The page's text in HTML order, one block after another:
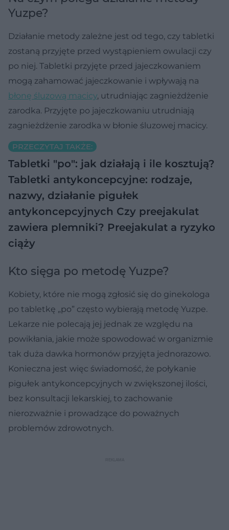
Yuzpe?
Działanie metody zależne jest od tego, czy tabletki
zostaną przyjęte przed wystąpieniem owulacji czy
po niej. Tabletki przyjęte przed jajeczkowaniem
mogą zahamować jajeczkowanie i wpływają na
błonę śluzową macicy, utrudniając zagnieżdżenie
zarodka. Przyjęte po jajeczkowaniu utrudniają
zagnieżdżenie zarodka w błonie śluzowej macicy.
PRZECZYTAJ TAKŻE:
Tabletki "po": jak działają i ile kosztują?
Tabletki antykoncepcyjne: rodzaje,
nazwy, działanie pigułek
antykoncepcyjnych Czy preejakulat
zawiera plemniki? Preejakulat a ryzyko
ciąży
Kto sięga po metodę Yuzpe?
Kobiety, które nie mogą zgłosić się do ginekologa
po tabletkę „po” często wybierają metodę Yuzpe.
Lekarze nie polecają jej jednak ze względu na
powikłania, jakie może spowodować w organizmie
tak duża dawka hormonów przyjęta jednorazowo.
Konieczna jest więc świadomość, że połykanie
pigułek antykoncepcyjnych w zwiększonej ilości,
bez konsultacji lekarskiej, to zachowanie
nierozważnie i prowadzące do poważnych
problemów zdrowotnych.